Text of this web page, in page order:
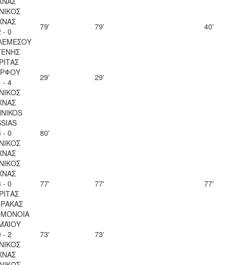
- 0
79' 79' 40'
- 4
29' 29'
- 0
80'
- 0
77' 77' 77'
- 2
73' 73'